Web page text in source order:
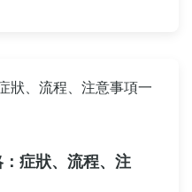
症狀、流程、注